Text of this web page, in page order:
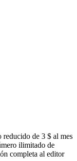
de 3 $ al mes
ilimitado de
completa al editor